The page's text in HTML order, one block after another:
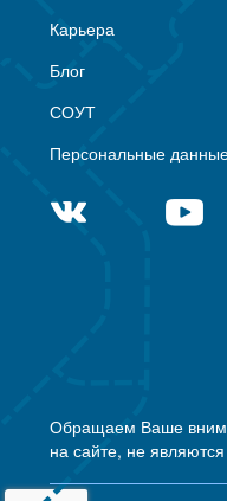
Карьера
Блог
СОУТ
Персональные
Обращаем Ваше
на сайте, не